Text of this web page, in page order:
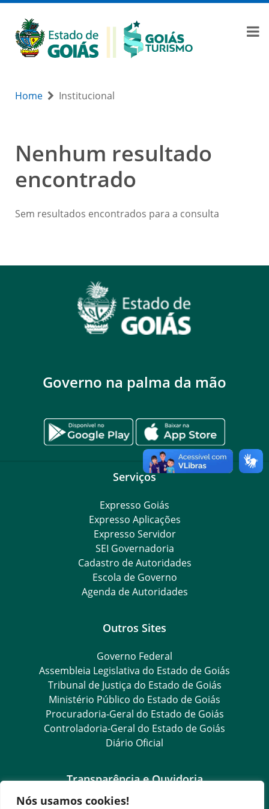
Nós usamos cookies!
Home Institucional
Nenhum resultado
encontrado
Sem resultados encontrados para a consulta
Governo na palma da mão
Serviços
Expresso Goiás
Expresso Aplicações
Expresso Servidor
SEI Governadoria
Cadastro de Autoridades
Escola de Governo
Agenda de Autoridades
Outros Sites
Governo Federal
Assembleia Legislativa do Estado de Goiás
Tribunal de Justiça do Estado de Goiás
Ministério Público do Estado de Goiás
Procuradoria-Geral do Estado de Goiás
Controladoria-Geral do Estado de Goiás
Diário Oficial
Transparência e Ouvidoria